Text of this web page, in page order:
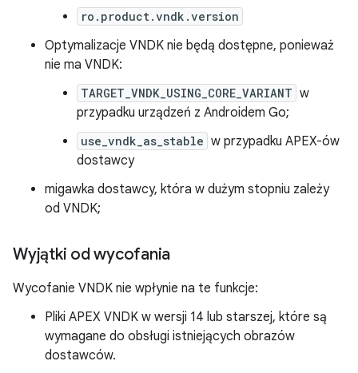
ro.product.vndk.version
Optymalizacje VNDK nie będą dostępne, ponieważ
nie ma VNDK:
TARGET_VNDK_USING_CORE_VARIANT w
przypadku urządzeń z Androidem Go;
use_vndk_as_stable w przypadku APEX-ów
dostawcy
migawka dostawcy, która w dużym stopniu zależy
od VNDK;
Wyjątki od wycofania
Wycofanie VNDK nie wpłynie na te funkcje:
Pliki APEX VNDK w wersji 14 lub starszej, które są
wymagane do obsługi istniejących obrazów
dostawców.